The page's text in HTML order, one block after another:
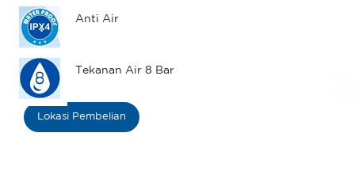
Anti Air
Tekanan Air 8 Bar
Lokasi Pembelian